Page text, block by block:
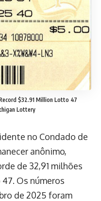
$32.91 Million Lotto 47
Lottery
no Condado de
anônimo,
de 32,91 milhões
Os números
de 2025 foram